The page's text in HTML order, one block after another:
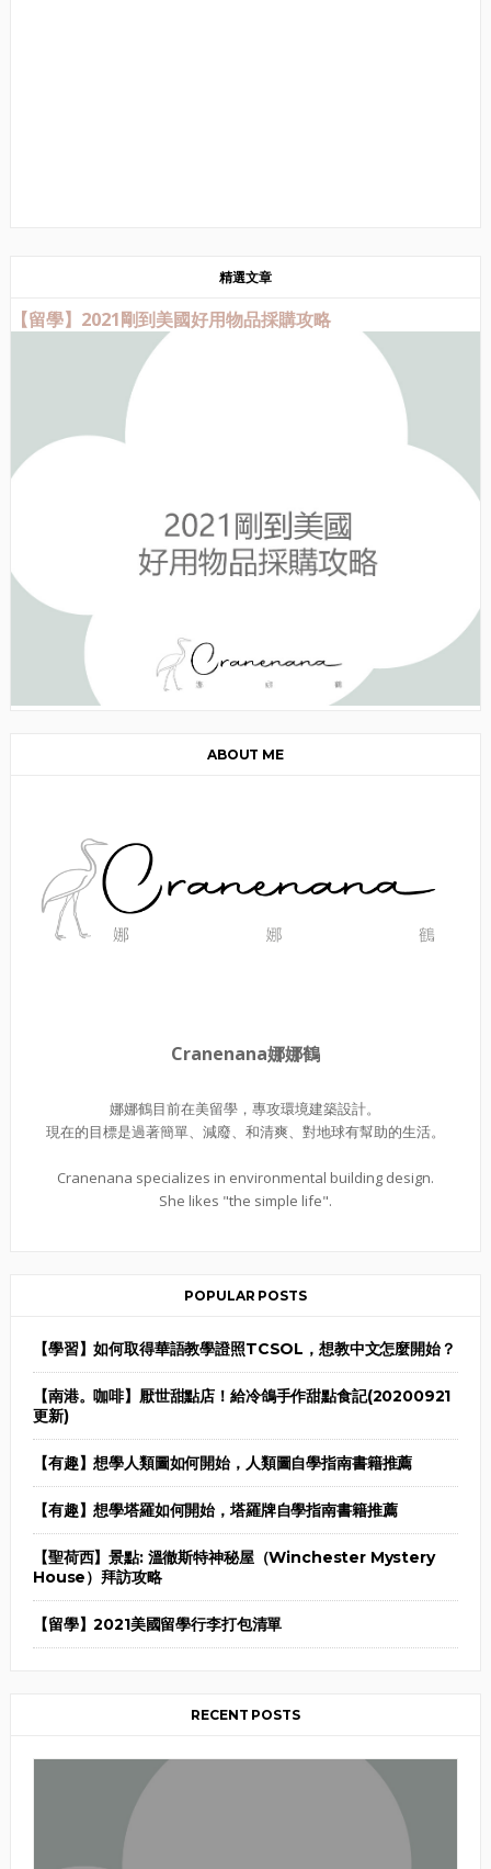
精選文章
【留學】2021剛到美國好用物品採購攻略
ABOUT ME
Cranenana娜娜鶴
娜娜鶴目前在美留學，專攻環境建築設計。
現在的目標是過著簡單、減廢、和清爽、對地球有幫助的生活。
Cranenana specializes in environmental building design.
She likes "the simple life".
POPULAR POSTS
【學習】如何取得華語教學證照TCSOL，想教中文怎麼開始？
【南港。咖啡】厭世甜點店！給冷鴿手作甜點食記(20200921
更新)
【有趣】想學人類圖如何開始，人類圖自學指南書籍推薦
【有趣】想學塔羅如何開始，塔羅牌自學指南書籍推薦
【聖荷西】景點: 溫徹斯特神秘屋（Winchester Mystery
House）拜訪攻略
【留學】2021美國留學行李打包清單
RECENT POSTS